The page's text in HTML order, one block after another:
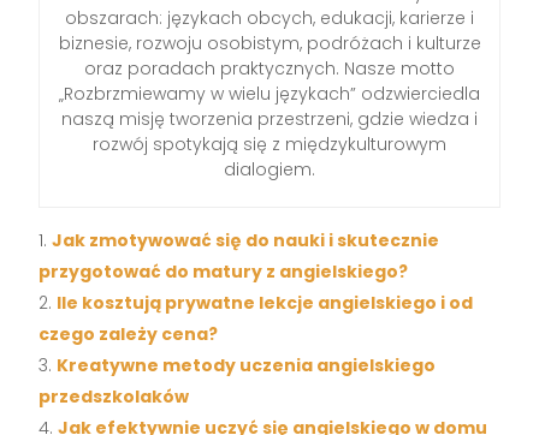
obszarach: językach obcych, edukacji, karierze i
biznesie, rozwoju osobistym, podróżach i kulturze
oraz poradach praktycznych. Nasze motto
„Rozbrzmiewamy w wielu językach” odzwierciedla
naszą misję tworzenia przestrzeni, gdzie wiedza i
rozwój spotykają się z międzykulturowym
dialogiem.
Jak zmotywować się do nauki i skutecznie
przygotować do matury z angielskiego?
Ile kosztują prywatne lekcje angielskiego i od
czego zależy cena?
Kreatywne metody uczenia angielskiego
przedszkolaków
Jak efektywnie uczyć się angielskiego w domu